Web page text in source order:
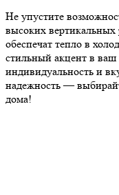
Не упустите
высоких вертикальных
обеспечат тепло в
стильный акцент в ваш
индивидуальность и
надежность —
дома!